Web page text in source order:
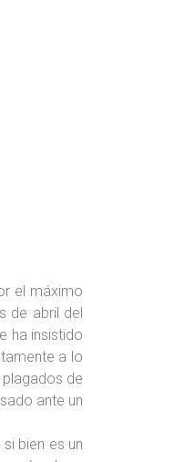
el máximo
de abril del
ha insistido
a lo
de
ante un
bien es un